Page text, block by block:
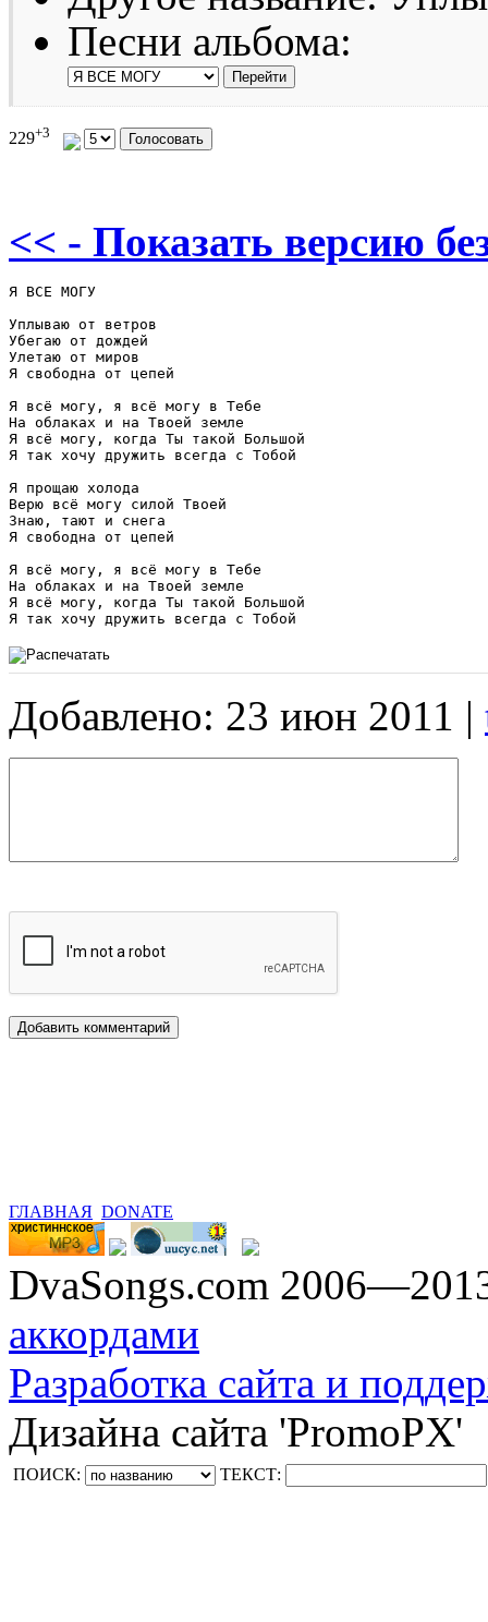
Песни альбома:
229+3
<< - Показать версию
Я ВСЕ МОГУ
Уплываю от ветров
Убегаю от дождей
Улетаю от миров
Я свободна от цепей
Я всё могу, я всё могу в Тебе
На облаках и на Твоей земле
Я всё могу, когда Ты такой Большой
Я так хочу дружить всегда с Тобой
Я прощаю холода
Верю всё могу силой Твоей
Знаю, тают и снега
Я свободна от цепей
Я всё могу, я всё могу в Тебе
На облаках и на Твоей земле
Я всё могу, когда Ты такой Большой
Я так хочу дружить всегда с Тобой
Добавлено: 23 июн 2011 |
ГЛАВНАЯ DONATE
DvaSongs.com
аккордами
Разработка сайта и
Дизайна сайта 'PromoPX'
ПОИСК: ТЕКСТ: